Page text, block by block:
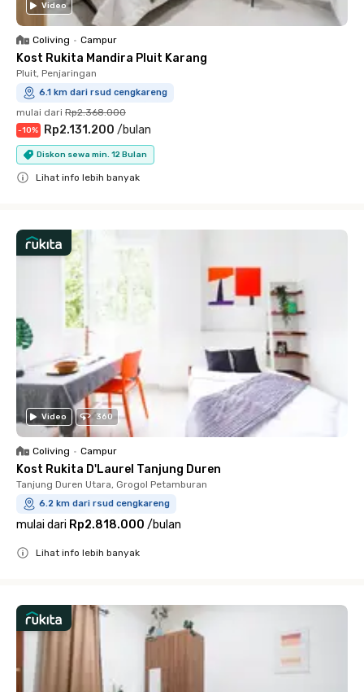
Video
Coliving • Campur
Kost Rukita Mandira Pluit Karang
Pluit, Penjaringan
6.1 km dari rsud cengkareng
mulai dari Rp2.368.000
-10% Rp2.131.200 /bulan
Diskon sewa min. 12 Bulan
Lihat info lebih banyak
Video 360
Coliving • Campur
Kost Rukita D'Laurel Tanjung Duren
Tanjung Duren Utara, Grogol Petamburan
6.2 km dari rsud cengkareng
mulai dari Rp2.818.000 /bulan
Lihat info lebih banyak